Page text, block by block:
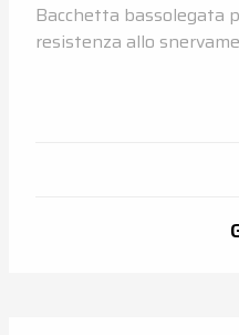
Bacchetta bassolegata
resistenza allo